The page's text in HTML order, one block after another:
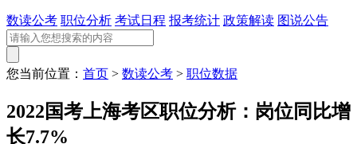
数读公考 职位分析 考试日程 报考统计 政策解读 图说公告
您当前位置： 首页 > 数读公考 > 职位数据
2022国考上海考区职位分析：岗位同比增
长7.7%